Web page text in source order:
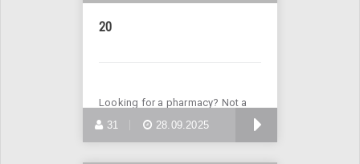
20
Looking for a pharmacy? Not a
problem! Visit the website
31 28.09.2025